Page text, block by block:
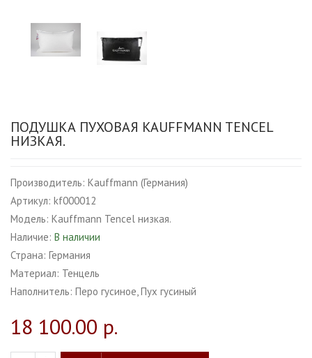
ПОДУШКА ПУХОВАЯ KAUFFMANN TENCEL
НИЗКАЯ.
Производитель: Kauffmann (Германия)
Артикул: kf000012
Модель: Kauffmann Tencel низкая.
Наличие: В наличии
Страна: Германия
Материал: Тенцель
Наполнитель: Перо гусиное, Пух гусиный
18 100.00 р.